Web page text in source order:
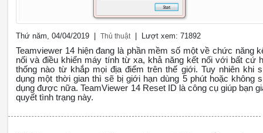
Thứ năm, 04/04/2019 |Thủ thuật | Lượt xem: 71892
Teamviewer 14 hiện đang là phần mềm số một về chức năng
nối và điều khiển máy tính từ xa, khả năng kết nối với bất cứ
thống nào từ khắp mọi địa điểm trên thế giới. Tuy nhiên khi
dụng một thời gian thì sẽ bị giới hạn dùng 5 phút hoặc không
dụng được nữa. TeamViewer 14 Reset ID là công cụ giúp bạn
quyết tình trạng này.